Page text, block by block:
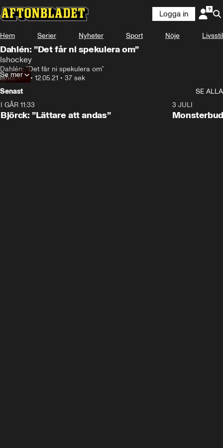
Logga in
Hem Serier Nyheter Sport Nöje Livsstil
Dahlén: ”Det får ni spekulera om”
Ishockey
Dahlén: ”Det får ni spekulera om”
Ishockey• 12.05.21 • 37 sek
Se mer
Senast
SE ALLA
I GÅR 11:33
Björck: ”Lättare att andas”
3 JULI